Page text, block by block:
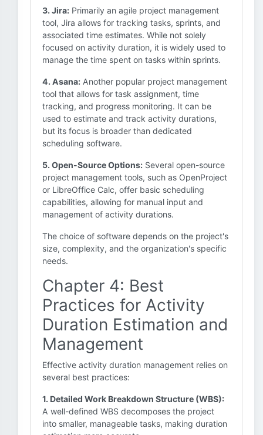
3. Jira: Primarily an agile project management
tool, Jira allows for tracking tasks, sprints, and
associated time estimates. While not solely
focused on activity duration, it is widely used to
manage the time spent on tasks within sprints.
4. Asana: Another popular project management
tool that allows for task assignment, time
tracking, and progress monitoring. It can be
used to estimate and track activity durations,
but its focus is broader than dedicated
scheduling software.
5. Open-Source Options: Several open-source
project management tools, such as OpenProject
or LibreOffice Calc, offer basic scheduling
capabilities, allowing for manual input and
management of activity durations.
The choice of software depends on the project's
size, complexity, and the organization's specific
needs.
Chapter 4: Best
Practices for Activity
Duration Estimation and
Management
Effective activity duration management relies on
several best practices:
1. Detailed Work Breakdown Structure (WBS):
A well-defined WBS decomposes the project
into smaller, manageable tasks, making duration